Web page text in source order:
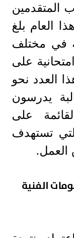
المتقدمين
العام بلغ
في مختلف
2506 لجنة امتحانية على
العدد نحو
وطالبة يدرسون
على
تستهدف
العمل.
الفنية